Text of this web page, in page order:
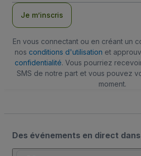
Je m’inscris
En vous connectant ou en créant un
nos conditions d'utilisation et
confidentialité. Vous pourriez
SMS de notre part et vous pouvez
moment.
Des événements en direct